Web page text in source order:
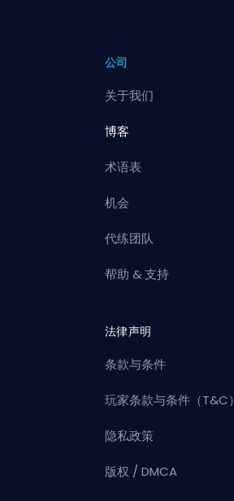
公司
关于我们
博客
术语表
机会
代练团队
帮助 & 支持
法律声明
条款与条件
玩家条款与条件（T&C）
隐私政策
版权 / DMCA